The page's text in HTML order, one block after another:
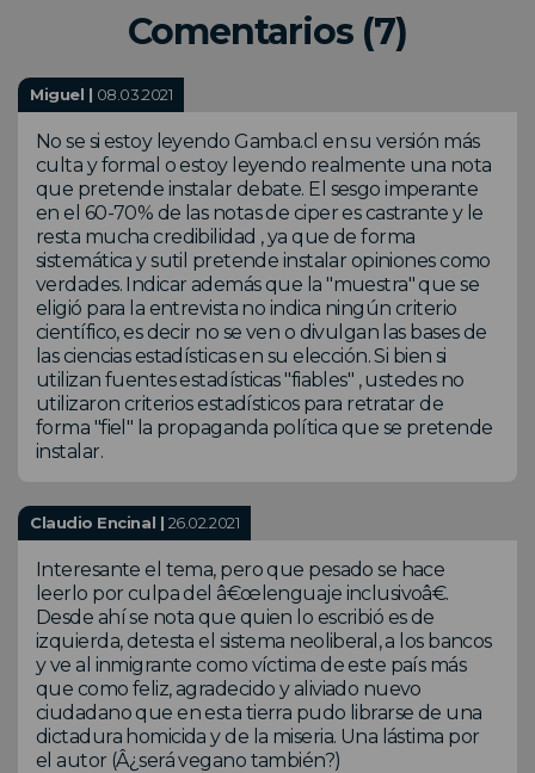
Comentarios (7)
Miguel | 08.03.2021
No se si estoy leyendo Gamba.cl en su versión más
culta y formal o estoy leyendo realmente una nota
que pretende instalar debate. El sesgo imperante
en el 60-70% de las notas de ciper es castrante y le
resta mucha credibilidad , ya que de forma
sistemática y sutil pretende instalar opiniones como
verdades. Indicar además que la "muestra" que se
eligió para la entrevista no indica ningún criterio
científico, es decir no se ven o divulgan las bases de
las ciencias estadísticas en su elección. Si bien si
utilizan fuentes estadísticas "fiables" , ustedes no
utilizaron criterios estadísticos para retratar de
forma "fiel" la propaganda política que se pretende
instalar.
Claudio Encinal | 26.02.2021
Interesante el tema, pero que pesado se hace
leerlo por culpa del â€œlenguaje inclusivoâ€.
Desde ahí se nota que quien lo escribió es de
izquierda, detesta el sistema neoliberal, a los bancos
y ve al inmigrante como víctima de este país más
que como feliz, agradecido y aliviado nuevo
ciudadano que en esta tierra pudo librarse de una
dictadura homicida y de la miseria. Una lástima por
el autor (Â¿será vegano también?)